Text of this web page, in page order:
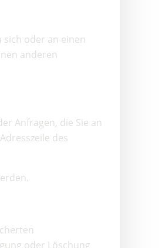
oder an einen
anderen
Anfragen, die Sie an
des
oder Löschung